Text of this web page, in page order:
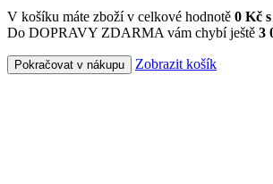
V košíku máte zboží v celkové hodnotě 0 Kč
Do DOPRAVY ZDARMA vám chybí ještě 3
Pokračovat v nákupu Zobrazit košík